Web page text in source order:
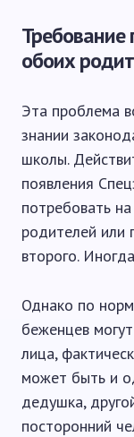
Требование
обоих
Эта проблема
знании
школы.
появления
потребовать
родителей или
второго.
Однако по
беженцев
лица,
может быть и
дедушка,
посторонний